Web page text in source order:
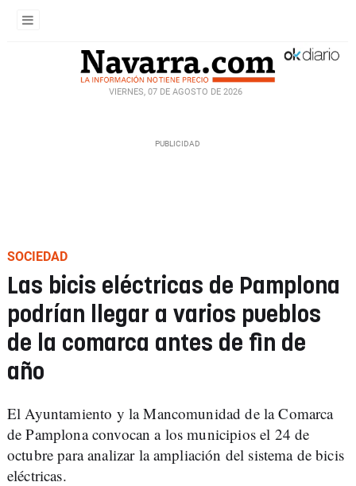
VIERNES, 07 DE AGOSTO DE 2026
SOCIEDAD
Las bicis eléctricas de Pamplona
podrían llegar a varios pueblos
de la comarca antes de fin de
año
El Ayuntamiento y la Mancomunidad de la Comarca
de Pamplona convocan a los municipios el 24 de
octubre para analizar la ampliación del sistema de bicis
eléctricas.